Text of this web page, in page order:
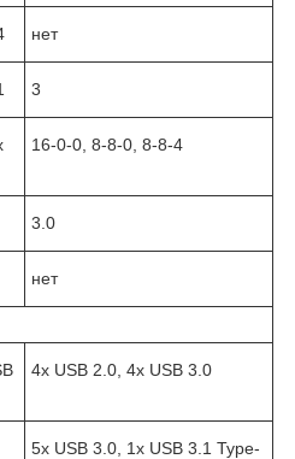
нет
3
16-0-0, 8-8-0, 8-8-4
3.0
нет
4x USB 2.0, 4x USB 3.0
5x USB 3.0, 1x USB 3.1 Type-